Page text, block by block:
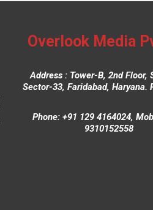
Overlook Media
Address : Tower-B, 2nd Floor,
Sector-33, Faridabad, Haryana.
Phone: +91 129 4164024,
9310152558